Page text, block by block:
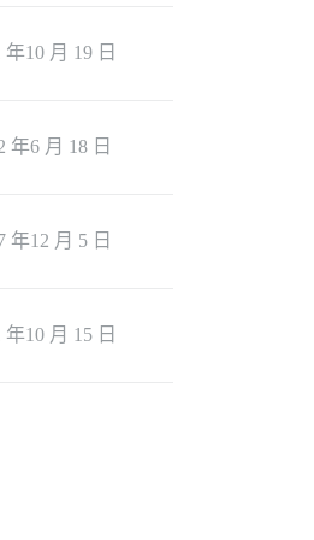
年10 月 19 日
年6 月 18 日
年12 月 5 日
年10 月 15 日